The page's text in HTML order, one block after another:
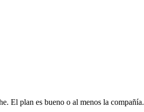
El plan es bueno o al menos la compañía.